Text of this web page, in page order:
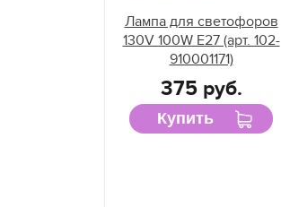
Лампа для светофоров
130V 100W E27 (арт. 102-
910001171)
375 руб.
Купить